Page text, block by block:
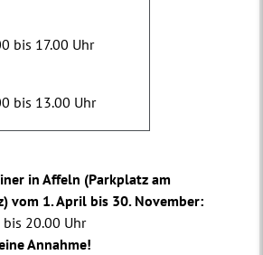
bis 17.00 Uhr
bis 13.00 Uhr
in Affeln (Parkplatz am
vom 1. April bis 30. November:
20.00 Uhr
Annahme!